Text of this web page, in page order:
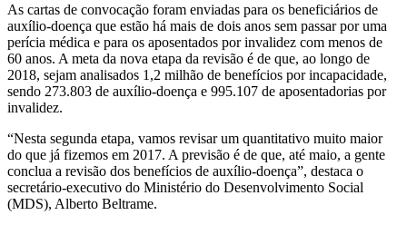
As cartas de convocação foram enviadas para os beneficiários de
auxílio-doença que estão há mais de dois anos sem passar por uma
perícia médica e para os aposentados por invalidez com menos de
60 anos. A meta da nova etapa da revisão é de que, ao longo de
2018, sejam analisados 1,2 milhão de benefícios por incapacidade,
sendo 273.803 de auxílio-doença e 995.107 de aposentadorias por
invalidez.
“Nesta segunda etapa, vamos revisar um quantitativo muito maior
do que já fizemos em 2017. A previsão é de que, até maio, a gente
conclua a revisão dos benefícios de auxílio-doença”, destaca o
secretário-executivo do Ministério do Desenvolvimento Social
(MDS), Alberto Beltrame.